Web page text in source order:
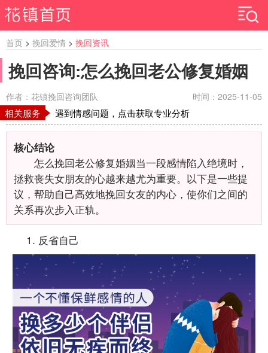
首页 > 挽回爱情 > 挽回资讯
挽回咨询:怎么挽回老公修复婚姻
作者：花镇挽回咨询团队 时间：2025-11-05
相关服务 遇到情感问题，点击获取专业分析
核心结论
怎么挽回老公修复婚姻当一段感情陷入绝境时，
拯救丧失女朋友的心越来越尤为重要。以下是一些提
议，帮助自己高效地挽回女友的内心，使你们之间的
关系再次步入正轨。
1. 反省自己